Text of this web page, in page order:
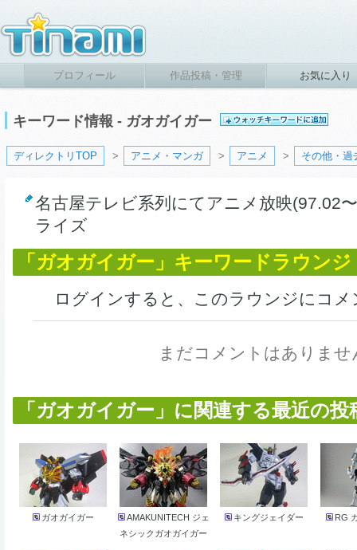
プロフィール 作品投稿・管理 お気に入り
キーワード情報 - ガオガイガー
ディレクトリTOP > アニメ・マンガ > アニメ > その他・過
名古屋テレビ系列にてアニメ放映(97.02
ライズ
「ガオガイガー」キーワードラウンジ
ログインすると、このラウンジにコ
まだコメントはありませ
「ガオガイガー」に関連する最近の投
ガオガイガー
AMAKUNITECH ジェ
ネシックガオガイガー
キングジェイダー RG